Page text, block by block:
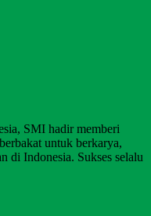
SMI hadir memberi
untuk berkarya,
di Indonesia. Sukses selalu